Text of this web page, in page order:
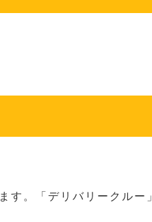
す。「デリバリークルー